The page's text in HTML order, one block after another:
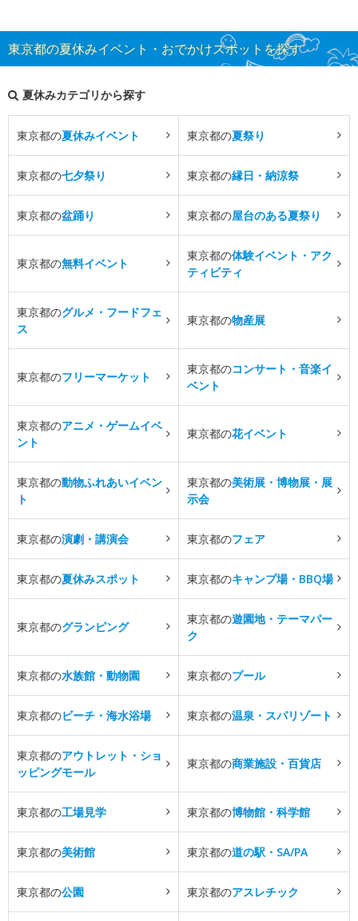
東京都の夏休みイベント・おでかけスポットを探す
夏休みカテゴリから探す
東京都の夏休みイベント 東京都の夏祭り
東京都の七夕祭り 東京都の縁日・納涼祭
東京都の盆踊り 東京都の屋台のある夏祭り
東京都の無料イベント
東京都の体験イベント・アク
ティビティ
東京都のグルメ・フードフェ
ス
東京都の物産展
東京都のフリーマーケット
東京都のコンサート・音楽イ
ベント
東京都のアニメ・ゲームイベ
ント
東京都の花イベント
東京都の動物ふれあいイベン
ト
東京都の美術展・博物展・展
示会
東京都の演劇・講演会 東京都のフェア
東京都の夏休みスポット 東京都のキャンプ場・BBQ場
東京都のグランピング
東京都の遊園地・テーマパー
ク
東京都の水族館・動物園 東京都のプール
東京都のビーチ・海水浴場 東京都の温泉・スパリゾート
東京都のアウトレット・ショ
ッピングモール
東京都の商業施設・百貨店
東京都の工場見学 東京都の博物館・科学館
東京都の美術館 東京都の道の駅・SA/PA
東京都の公園 東京都のアスレチック